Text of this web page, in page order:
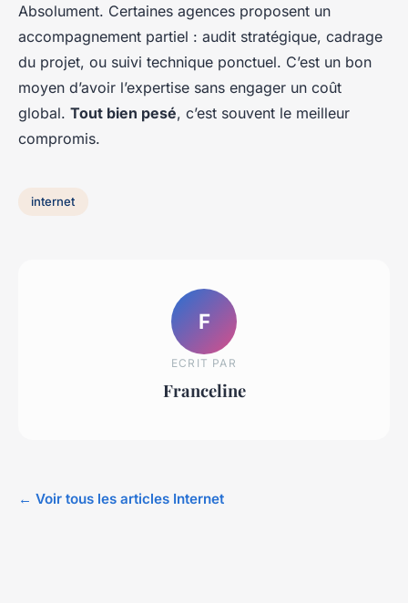
Absolument. Certaines agences proposent un
accompagnement partiel : audit stratégique, cadrage
du projet, ou suivi technique ponctuel. C’est un bon
moyen d’avoir l’expertise sans engager un coût
global. Tout bien pesé, c’est souvent le meilleur
compromis.
internet
F
ECRIT PAR
Franceline
← Voir tous les articles Internet